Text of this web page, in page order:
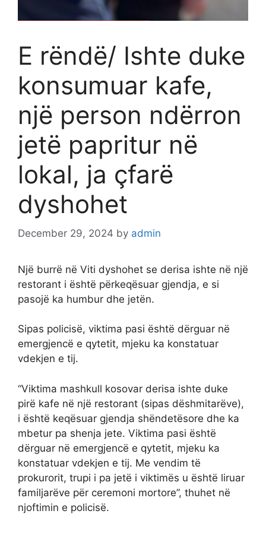
E rëndë/ Ishte duke
konsumuar kafe,
një person ndërron
jetë papritur në
lokal, ja çfarë
dyshohet
December 29, 2024 by admin
Një burrë në Viti dyshohet se derisa ishte në një
restorant i është përkeqësuar gjendja, e si
pasojë ka humbur dhe jetën.
Sipas policisë, viktima pasi është dërguar në
emergjencë e qytetit, mjeku ka konstatuar
vdekjen e tij.
“Viktima mashkull kosovar derisa ishte duke
pirë kafe në një restorant (sipas dëshmitarëve),
i është keqësuar gjendja shëndetësore dhe ka
mbetur pa shenja jete. Viktima pasi është
dërguar në emergjencë e qytetit, mjeku ka
konstatuar vdekjen e tij. Me vendim të
prokurorit, trupi i pa jetë i viktimës u është liruar
familjarëve për ceremoni mortore”, thuhet në
njoftimin e policisë.